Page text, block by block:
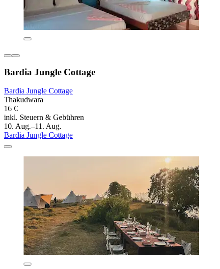
Bardia Jungle Cottage
Bardia Jungle Cottage
Thakudwara
16 €
inkl. Steuern & Gebühren
10. Aug.–11. Aug.
Bardia Jungle Cottage